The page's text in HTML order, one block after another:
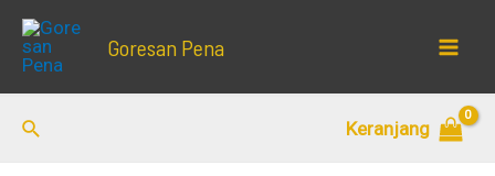
Lewati
Goresan Pena
Cari Keranjang